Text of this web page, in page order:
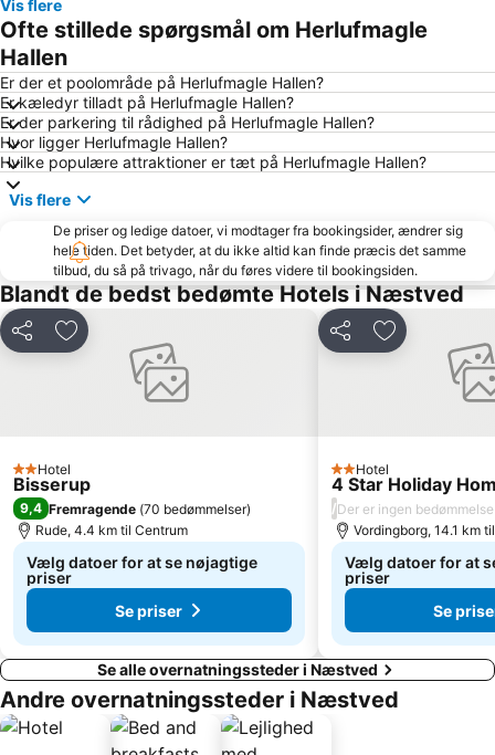
Vis flere
Ofte stillede spørgsmål om Herlufmagle
Hallen
Er der et poolområde på Herlufmagle Hallen?
Er kæledyr tilladt på Herlufmagle Hallen?
Er der parkering til rådighed på Herlufmagle Hallen?
Hvor ligger Herlufmagle Hallen?
Hvilke populære attraktioner er tæt på Herlufmagle Hallen?
Vis flere
De priser og ledige datoer, vi modtager fra bookingsider, ændrer sig
hele tiden. Det betyder, at du ikke altid kan finde præcis det samme
tilbud, du så på trivago, når du føres videre til bookingsiden.
Blandt de bedst bedømte Hotels i Næstved
Del Føj til favoritter
2 Stjerner
Hotel
Bisserup
9,4 Fremragende (70 bedømmelser)
Rude, 4.4 km til Centrum
Vælg datoer for at se nøjagtige
priser
Se priser
Del Føj til
2 Stjerner
Hotel
4 Star Holiday
/Der er ingen bedømmelse
Vordingborg, 14.1 km
Vælg datoer for at
priser
Se
Se alle overnatningssteder i Næstved
Andre overnatningssteder i Næstved